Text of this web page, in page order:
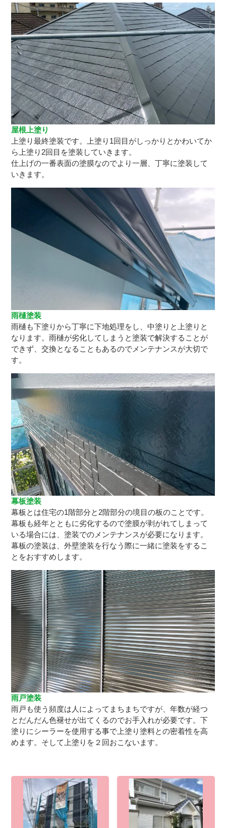
屋根上塗り
上塗り最終塗装です。上塗り1回目がしっかりとかわいてか
ら上塗り2回目を塗装していきます。
仕上げの一番表面の塗膜なのでより一層、丁寧に塗装して
いきます。
雨樋塗装
雨樋も下塗りから丁寧に下地処理をし、中塗りと上塗りと
なります。雨樋が劣化してしまうと塗装で解決することが
できず、交換となることもあるのでメンテナンスが大切で
す。
幕板塗装
幕板とは住宅の1階部分と2階部分の境目の板のことです。
幕板も経年とともに劣化するので塗膜が剥がれてしまって
いる場合には、塗装でのメンテナンスが必要になります。
幕板の塗装は、外壁塗装を行なう際に一緒に塗装をするこ
とをおすすめします。
雨戸塗装
雨戸も使う頻度は人によってまちまちですが、年数が経つ
とだんだん色褪せが出てくるのでお手入れが必要です。下
塗りにシーラーを使用する事で上塗り塗料との密着性を高
めます。そして上塗りを２回おこないます。